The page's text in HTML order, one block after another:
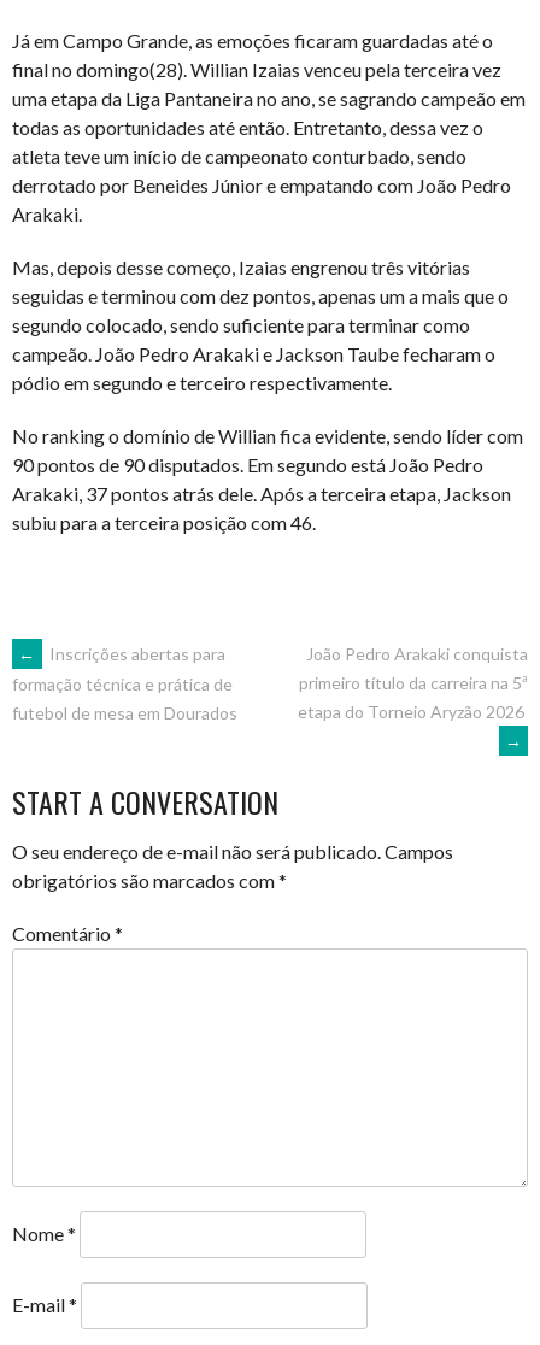
Já em Campo Grande, as emoções ficaram guardadas até o
final no domingo(28). Willian Izaias venceu pela terceira vez
uma etapa da Liga Pantaneira no ano, se sagrando campeão em
todas as oportunidades até então. Entretanto, dessa vez o
atleta teve um início de campeonato conturbado, sendo
derrotado por Beneides Júnior e empatando com João Pedro
Arakaki.
Mas, depois desse começo, Izaias engrenou três vitórias
seguidas e terminou com dez pontos, apenas um a mais que o
segundo colocado, sendo suficiente para terminar como
campeão. João Pedro Arakaki e Jackson Taube fecharam o
pódio em segundo e terceiro respectivamente.
No ranking o domínio de Willian fica evidente, sendo líder com
90 pontos de 90 disputados. Em segundo está João Pedro
Arakaki, 37 pontos atrás dele. Após a terceira etapa, Jackson
subiu para a terceira posição com 46.
POST
NAVIGATION
←
Inscrições abertas para
formação técnica e prática de
futebol de mesa em Dourados
João Pedro Arakaki conquista
primeiro título da carreira na 5ª
etapa do Torneio Aryzão 2026
→
START A CONVERSATION
O seu endereço de e-mail não será publicado. Campos
obrigatórios são marcados com*
Comentário *
Nome*
E-mail*